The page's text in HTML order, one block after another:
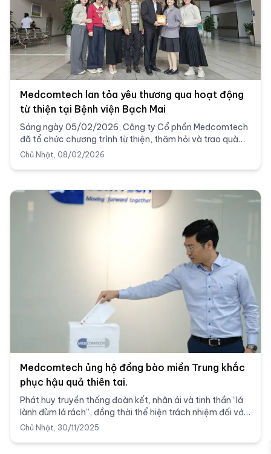
Medcomtech lan tỏa yêu thương qua hoạt động
từ thiện tại Bệnh viện Bạch Mai
Sáng ngày 05/02/2026, Công ty Cổ phần Medcomtech
đã tổ chức chương trình từ thiện, thăm hỏi và trao quà
cho các bệnh nhân có hoàn cảnh khó khăn đang điều trị
Chủ Nhật, 08/02/2026
Medcomtech ủng hộ đồng bào miền Trung khắc
phục hậu quả thiên tai.
Phát huy truyền thống đoàn kết, nhân ái và tinh thần “lá
lành đùm lá rách”, đồng thời thể hiện trách nhiệm đối với
cộng đồng, sáng 25/11/2025, Công ty Cổ phần
Chủ Nhật, 30/11/2025